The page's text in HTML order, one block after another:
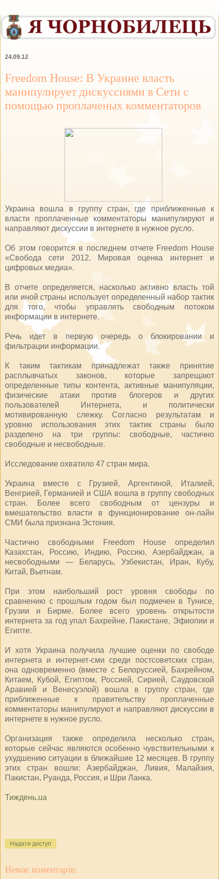
24.09.12
Freedom House: В Украине власть
манипулирует дискуссиями в Сети с
помощью проплаченых комментаторов
Украина вошла в группу стран, где приближенные к
власти проплаченные комментаторы манипулируют и
направляют дискуссии в интернете в нужное русло.
Об этом говорится в последнем отчете Freedom House
«Свобода сети 2012. Мировая оценка интернет и
цифровых медиа».
В отчете определяется, насколько активно власть той
или иной страны использует определенный набор тактик
для того, чтобы управлять свободным потоком
информации в интернете.
Речь идет в первую очередь о блокировании и
фильтрации информации.
К таким тактикам принадлежат также принятие
расплывчатых законов, которые запрещают
определенные типы контента, активные манипуляции,
физические атаки против блогеров и других
пользователей Интернета, и политически
мотивированную слежку. Согласно результатам и
уровню использования этих тактик страны было
разделено на три группы: свободные, частично
свободные и несвободные.
Исследование охватило 47 стран мира.
Украина вместе с Грузией, Аргентиной, Италией,
Венгрией, Германией и США вошла в группу свободных
стран. Более всего свободным от цензуры и
вмешательство власти в функционирование он-лайн
СМИ была признана Эстония.
Частично свободными Freedom House определил
Казахстан, Россию, Индию, Россию, Азербайджан, а
несвободными — Беларусь, Узбекистан, Иран, Кубу,
Китай, Вьетнам.
При этом наибольший рост уровня свободы по
сравнению с прошлым годом был подмечен в Тунисе,
Грузии и Бирме. Более всего уровень открытости
интернета за год упал Бахрейне, Пакистане, Эфиопии и
Египте.
И хотя Украина получила лучшие оценки по свободе
интернета и интернет-сми среди постсоветских стран,
она одновременно (вместе с Белоруссией, Бахрейном,
Китаем, Кубой, Египтом, Россией, Сирией, Саудовской
Аравией и Венесуэлой) вошла в группу стран, где
приближенные к правительству проплаченные
комментаторы манипулируют и направляют дискуссии в
интернете в нужное русло.
Организация также определила несколько стран,
которые сейчас являются особенно чувствительными к
ухудшению ситуации в ближайшие 12 месяцев. В группу
этих стран вошли: Азербайджан, Ливия, Малайзия,
Пакистан, Руанда, Россия, и Шри Ланка.
Тиждень.ua
Надати доступ
Немає коментарів: